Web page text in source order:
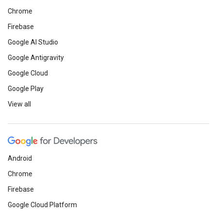
Chrome
Firebase
Google AI Studio
Google Antigravity
Google Cloud
Google Play
View all
Android
Chrome
Firebase
Google Cloud Platform